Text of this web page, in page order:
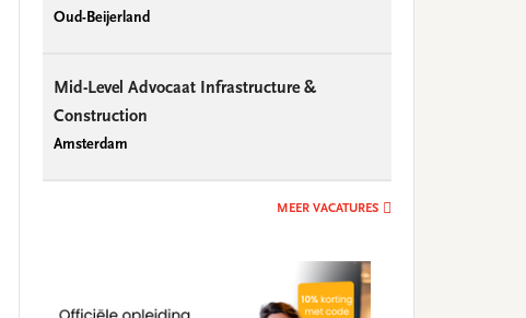
Oud-Beijerland
Mid-Level Advocaat Infrastructure &
Construction
Amsterdam
MEER VACATURES